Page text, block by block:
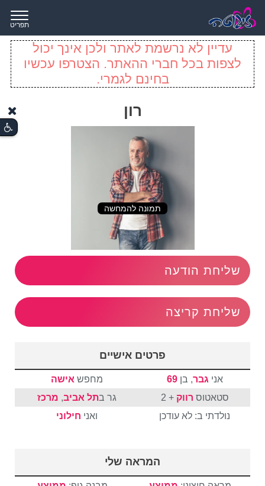
תפריט
עדיין לא נרשמת לאתר ולכן אינך יכול
לצפות בכל חברי ההאתר. הצטרפו עכשיו
בחינם לגמרי.
רון
תמונה להמחשה
שליחת הודעה
שליחת קריצה
פרטים אישיים
אני גבר, בן69 מחפש אישה
סטאטוס רווק + 2 גר בתל אביב, מרכז
נולדתי ב: לא עודכן
ואני חילוני
המראה שלי